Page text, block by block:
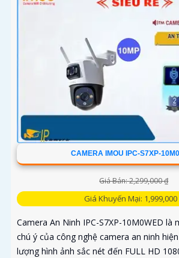
CAMERA IMOU IPC-S7XP-
Giá Bán: 2,299,000 ₫
Giá Khuyến Mại:
Camera An Ninh IPC-S7XP-10M0WED là
chú ý của công nghệ camera an ninh
lượng hình ảnh sắc nét đến FULL HD